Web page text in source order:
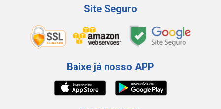
Site Seguro
Baixe já nosso APP